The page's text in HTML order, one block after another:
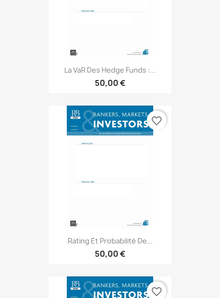
La VaR Des Hedge Funds :...
50,00 €
Rating Et Probabilité De...
50,00 €
favorite_border
favorite_border